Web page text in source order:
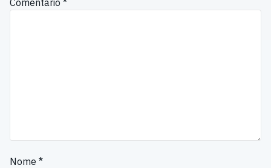
Comentário *
Nome *